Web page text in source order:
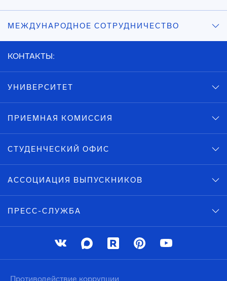
МЕЖДУНАРОДНОЕ СОТРУДНИЧЕСТВО
КОНТАКТЫ:
УНИВЕРСИТЕТ
ПРИЕМНАЯ КОМИССИЯ
СТУДЕНЧЕСКИЙ ОФИС
АССОЦИАЦИЯ ВЫПУСКНИКОВ
ПРЕСС-СЛУЖБА
Противодействие коррупции